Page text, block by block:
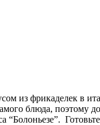
из фрикаделек в
блюда,